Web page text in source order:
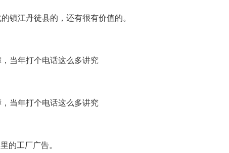
镇江丹徒县的，还有很有价值的。
的工厂广告。